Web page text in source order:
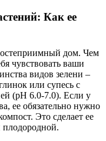
Как ее
дом. Чем
чувствовать ваши
видов зелени –
или супесь с
(pH 6.0-7.0). Если у
ее обязательно нужно
Это сделает ее
плодородной.